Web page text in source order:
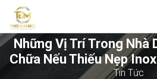
Những Vị Trí Trong Nhà
Chữa Nếu Thiếu Nẹp
Tin Tức